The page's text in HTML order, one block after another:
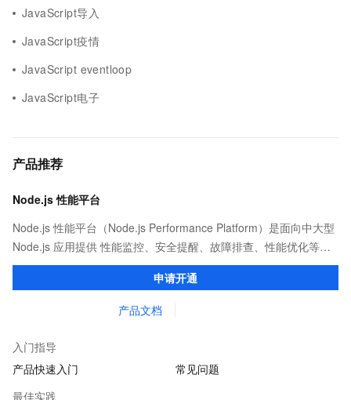
JavaScript导入
JavaScript疫情
JavaScript eventloop
JavaScript电子
产品推荐
Node.js 性能平台
Node.js 性能平台（Node.js Performance Platform）是面向中大型
Node.js 应用提供 性能监控、安全提醒、故障排查、性能优化等服
务的整体性解决方案。提供完善的工具链和服务，协助客户主动、
申请开通
产品文档
入门指导
产品快速入门
常见问题
最佳实践